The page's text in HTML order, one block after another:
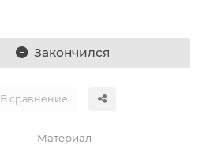
Закончился
В сравнение
Материал